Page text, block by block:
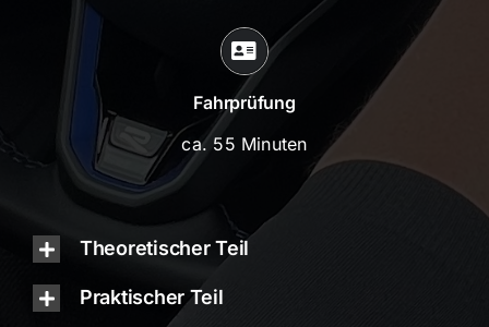
Fahrprüfung
ca. 55 Minuten
Theoretischer Teil
Praktischer Teil